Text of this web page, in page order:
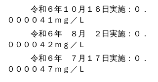
令和６年１０月１６日実施：０．
００００４１ｍｇ／Ｌ
令和６年 ８月 ２日実施：０．
００００４２ｍｇ／Ｌ
令和６年 ７月１７日実施：０．
００００４７ｍｇ／Ｌ